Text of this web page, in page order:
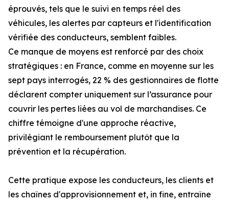
éprouvés, tels que le suivi en temps réel des
véhicules, les alertes par capteurs et l'identification
vérifiée des conducteurs, semblent faibles.
Ce manque de moyens est renforcé par des choix
stratégiques : en France, comme en moyenne sur les
sept pays interrogés, 22 % des gestionnaires de flotte
déclarent compter uniquement sur l’assurance pour
couvrir les pertes liées au vol de marchandises. Ce
chiffre témoigne d'une approche réactive,
privilégiant le remboursement plutôt que la
prévention et la récupération.
Cette pratique expose les conducteurs, les clients et
les chaînes d'approvisionnement et, in fine, entraîne